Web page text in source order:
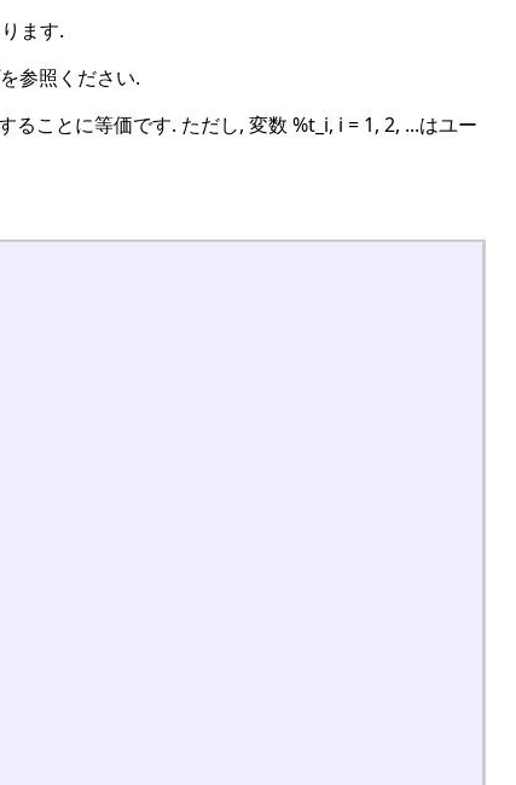
ます.
参照ください.
ことに等価です. ただし, 変数 %t_i, i = 1, 2, ...はユー